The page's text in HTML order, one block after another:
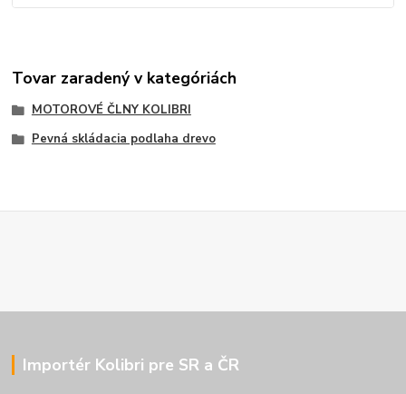
Tovar zaradený v kategóriách
MOTOROVÉ ČLNY KOLIBRI
Pevná skládacia podlaha drevo
Importér Kolibri pre SR a ČR